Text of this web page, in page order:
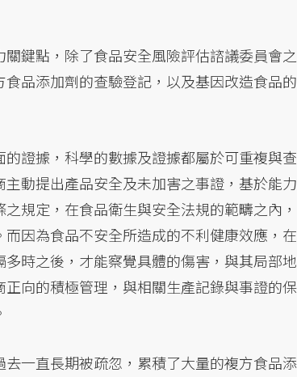
鍵點，除了食品安全風險評估諮議委員會之
品添加劑的查驗登記，以及基因改造食品的
證據，科學的數據及證據都屬於可重複與查
動提出產品安全及未加害之事證，基於能力
規定，在食品衛生與安全法規的範疇之內，
因為食品不安全所造成的不利健康效應，在
時之後，才能察覺具體的傷害，與其局部地
向的積極管理，與相關生產記錄與事證的保
一直長期被疏忽，累積了大量的複方食品添